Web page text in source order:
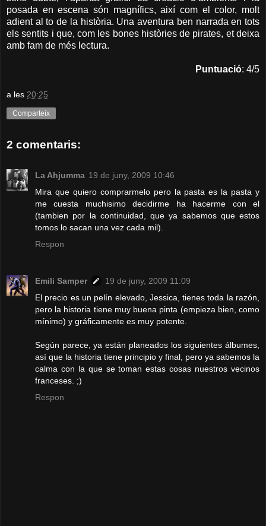
posada en escena són magnífics, així com el color, molt
adient al to de la història. Una aventura ben narrada en tots
els sentits i que, com les bones històries de pirates, et deixa
amb fam de més lectura.
Puntuació: 4/5
a les 20:25
Comparteix
2 comentaris:
La Ahjumma 19 de juny, 2009 10:46
Mira que quiero comprarmelo pero la pasta es la pasta y
me cuesta muchisimo decidirme ha hacerme con el
(tambien por la continuidad, que ya sabemos que estos
tomos lo sacan una vez cada mil).
Respon
Emili Samper
19 de juny, 2009 11:09
El precio es un pelín elevado, Jessica, tienes toda la razón,
pero la historia tiene muy buena pinta (empieza bien, como
mínimo) y gráficamente es muy potente.
Según parece, ya están planeados los siguientes álbumes,
así que la historia tiene principio y final, pero ya sabemos la
calma con la que se toman estas cosas nuestros vecinos
franceses. ;)
Respon